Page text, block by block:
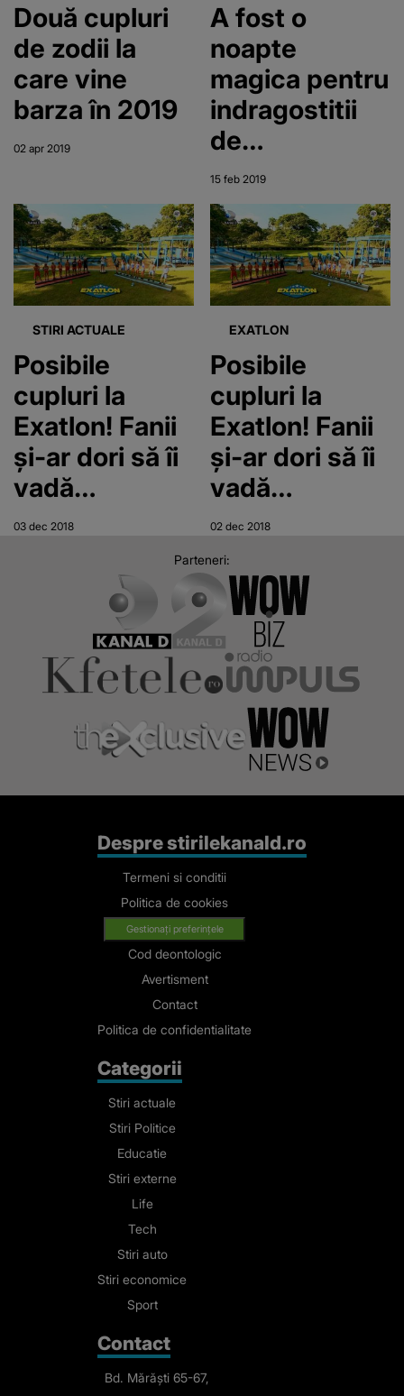
Două cupluri
de zodii la
care vine
barza în 2019
02 apr 2019
A fost o
noapte
magica pentru
indragostitii
de
pretutindeti!
Vezi cum s-au
distrat romanii
15 feb 2019
STIRI ACTUALE
Posibile
cupluri la
Exatlon! Fanii
şi-ar dori să îi
vadă
împreună
până la finalul
competiţiei
fenomen
03 dec 2018
EXATLON
Posibile
cupluri la
Exatlon! Fanii
şi-ar dori să îi
vadă
împreună
până la finalul
competiţiei
fenomen
02 dec 2018
Parteneri:
Despre stirilekanald.ro
Termeni si conditii
Politica de cookies
Gestionați preferințele
Cod deontologic
Avertisment
Contact
Politica de confidentialitate
Categorii
Stiri actuale
Stiri Politice
Educatie
Stiri externe
Life
Tech
Stiri auto
Stiri economice
Sport
Contact
Bd. Mărăști 65-67,